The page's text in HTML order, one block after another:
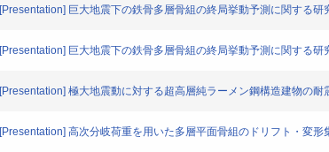
[Presentation] 巨大地震下の鉄骨多層骨組の終局挙動予測に関する
[Presentation] 巨大地震下の鉄骨多層骨組の終局挙動予測に関する
[Presentation] 極大地震動に対する超高層純ラーメン鋼構造建物の耐
[Presentation] 高次分岐荷重を用いた多層平面骨組のドリフト・変形